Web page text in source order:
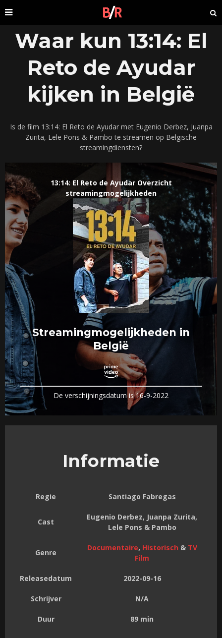
Waar kun 13:14: El
Reto de Ayudar
kijken in België
Is de film 13:14: El Reto de Ayudar met Eugenio Derbez, Juanpa
Zurita, Lele Pons & Pambo te streamen op Belgische
streamingdiensten?
13:14: El Reto de Ayudar Overzicht
streamingmogelijkheden
Streamingmogelijkheden in
België
De verschijningsdatum is 16-9-2022
Informatie
Regie Santiago Fabregas
Cast
Eugenio Derbez, Juanpa Zurita,
Lele Pons & Pambo
Genre
Documentaire, Historisch & TV
Film
Releasedatum 2022-09-16
Schrijver N/A
Duur 89 min